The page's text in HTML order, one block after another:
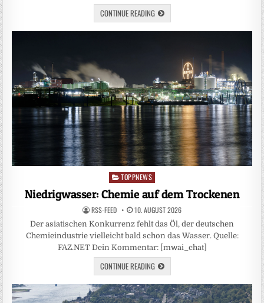
CONTINUE READING
Posted
in
TOPPNEWS
Niedrigwasser: Chemie auf dem Trockenen
RSS-FEED 10. AUGUST 2026
Der asiatischen Konkurrenz fehlt das Öl, der deutschen
Chemieindustrie vielleicht bald schon das Wasser. Quelle:
FAZ.NET Dein Kommentar: [mwai_chat]
CONTINUE READING